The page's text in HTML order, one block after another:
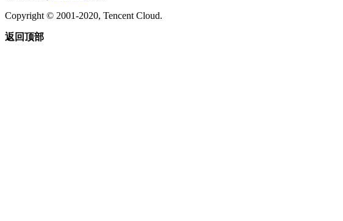
Copyright © 2001-2020, Tencent Cloud.
返回顶部